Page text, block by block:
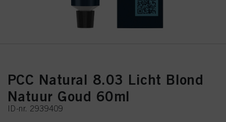
PCC Natural 8.03 Licht Blond
Natuur Goud 60ml
ID-nr. 2939409